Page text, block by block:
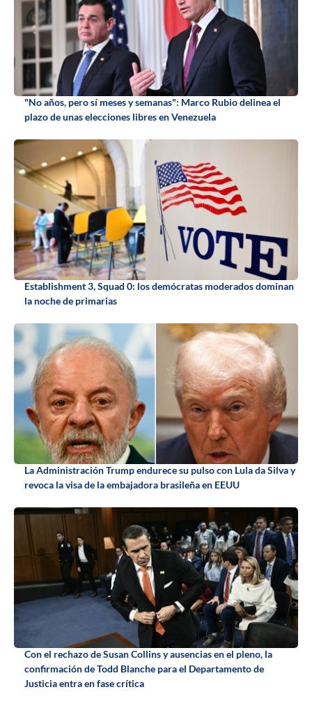
"No años, pero sí meses y semanas": Marco Rubio delinea el
plazo de unas elecciones libres en Venezuela
Establishment 3, Squad 0: los demócratas moderados dominan
la noche de primarias
La Administración Trump endurece su pulso con Lula da Silva y
revoca la visa de la embajadora brasileña en EEUU
Con el rechazo de Susan Collins y ausencias en el pleno, la
confirmación de Todd Blanche para el Departamento de
Justicia entra en fase crítica